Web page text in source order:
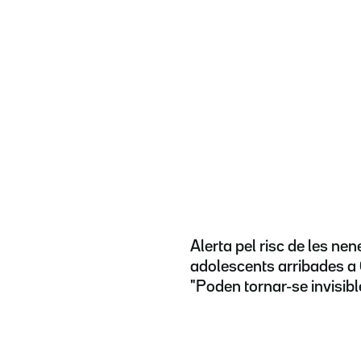
Alerta pel risc de les
adolescents arribades a
"Poden tornar-se